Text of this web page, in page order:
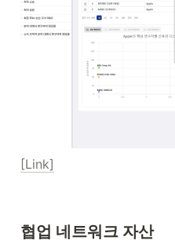
[Link]
협업 네트워크 자산